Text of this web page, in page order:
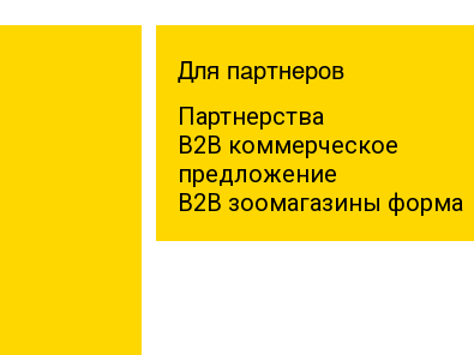
Для партнеров
Партнерства
B2B коммерческое
предложение
B2B зоомагазины форма